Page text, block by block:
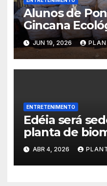
Alunos de
Gincana
conquistam
Jatobá
Morrinhos.
JUN 19, 2026
ENTRETENIMENTO
Edéia será
planta de
investimento
milhões
ABR 4, 2026